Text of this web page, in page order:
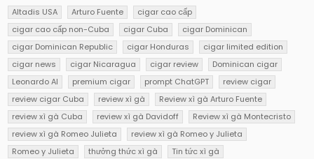
Altadis USA Arturo Fuente
cigar cao cấp
cigar cao cấp non-Cuba
cigar Cuba
cigar Dominican
cigar Dominican Republic
cigar Honduras
cigar limited edition
cigar news
cigar Nicaragua cigar review
Dominican cigar
Leonardo AI
premium cigar prompt ChatGPT
review cigar
review cigar Cuba
review xì gà
Review xì gà Arturo Fuente
review xì gà Cuba
review xì gà Davidoff
Review xì gà Montecristo
review xì gà Romeo Julieta
review xì gà Romeo y Julieta
Romeo y Julieta
thưởng thức xì gà
Tin tức xì gà